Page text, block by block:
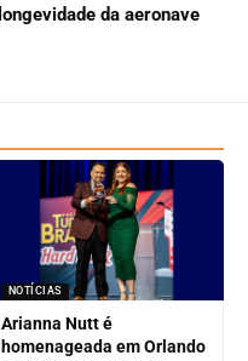
da aeronave
NOTÍCIAS
Arianna Nutt é
homenageada em Orlando